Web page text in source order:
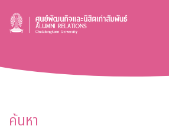
ค้นหา